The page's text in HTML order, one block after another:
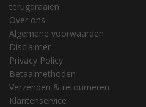
terugdraaien
Over ons
Algemene voorwaarden
Disclaimer
Privacy Policy
Betaalmethoden
Verzenden & retourneren
Klantenservice